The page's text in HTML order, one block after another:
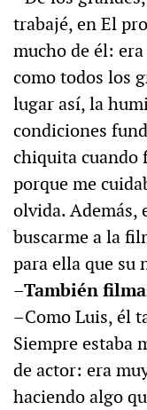
trabajé, en El
mucho de él:
como todos los
lugar así, la
condiciones
chiquita cuando
porque me
olvida. Además,
buscarme a la
para ella que su
–También
–Como Luis, él
Siempre estaba
de actor: era
haciendo algo